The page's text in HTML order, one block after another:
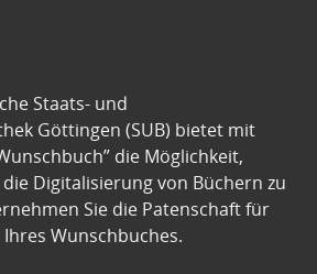
Staats- und
Göttingen (SUB) bietet mit
die Möglichkeit,
Digitalisierung von Büchern zu
Sie die Patenschaft für
Wunschbuches.